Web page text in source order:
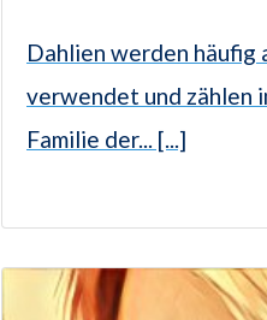
Dahlien werden häufig
verwendet und zählen
Familie der... [...]